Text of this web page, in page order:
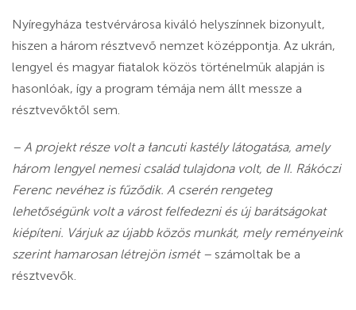
Nyíregyháza testvérvárosa kiváló helyszínnek bizonyult,
hiszen a három résztvevő nemzet középpontja. Az ukrán,
lengyel és magyar fiatalok közös történelmük alapján is
hasonlóak, így a program témája nem állt messze a
résztvevőktől sem.
– A projekt része volt a łancuti kastély látogatása, amely
három lengyel nemesi család tulajdona volt, de II. Rákóczi
Ferenc nevéhez is fűződik. A cserén rengeteg
lehetőségünk volt a várost felfedezni és új barátságokat
kiépíteni. Várjuk az újabb közös munkát, mely reményeink
szerint hamarosan létrejön ismét – számoltak be a
résztvevők.